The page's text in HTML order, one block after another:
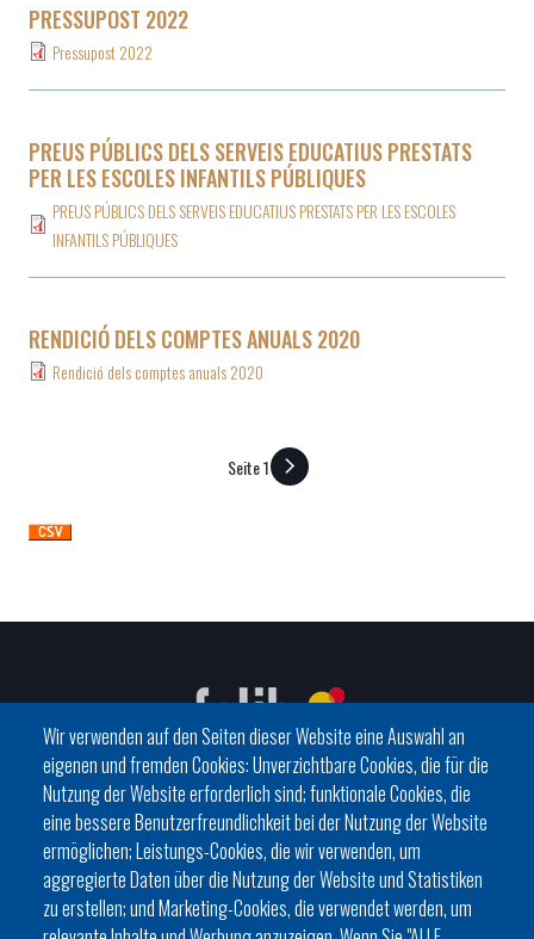
PRESSUPOST 2022
Pressupost 2022
PREUS PÚBLICS DELS SERVEIS EDUCATIUS PRESTATS
PER LES ESCOLES INFANTILS PÚBLIQUES
PREUS PÚBLICS DELS SERVEIS EDUCATIUS PRESTATS PER LES ESCOLES
INFANTILS PÚBLIQUES
RENDICIÓ DELS COMPTES ANUALS 2020
Rendició dels comptes anuals 2020
Seite 1
Wir verwenden auf den Seiten dieser Website eine Auswahl an
eigenen und fremden Cookies: Unverzichtbare Cookies, die für die
Nutzung der Website erforderlich sind; funktionale Cookies, die
eine bessere Benutzerfreundlichkeit bei der Nutzung der Website
ermöglichen; Leistungs-Cookies, die wir verwenden, um
aggregierte Daten über die Nutzung der Website und Statistiken
zu erstellen; und Marketing-Cookies, die verwendet werden, um
C/ del General Riera, 111 07010 Palma
Phone 971 760911 - Fax 971 763102